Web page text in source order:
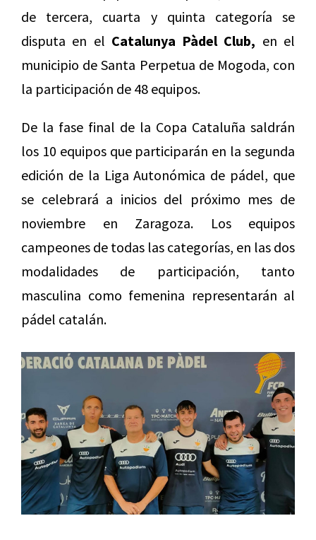
de tercera, cuarta y quinta categoría se
disputa en el Catalunya Pàdel Club, en el
municipio de Santa Perpetua de Mogoda, con
la participación de 48 equipos.
De la fase final de la Copa Cataluña saldrán
los 10 equipos que participarán en la segunda
edición de la Liga Autonómica de pádel, que
se celebrará a inicios del próximo mes de
noviembre en Zaragoza. Los equipos
campeones de todas las categorías, en las dos
modalidades de participación, tanto
masculina como femenina representarán al
pádel catalán.